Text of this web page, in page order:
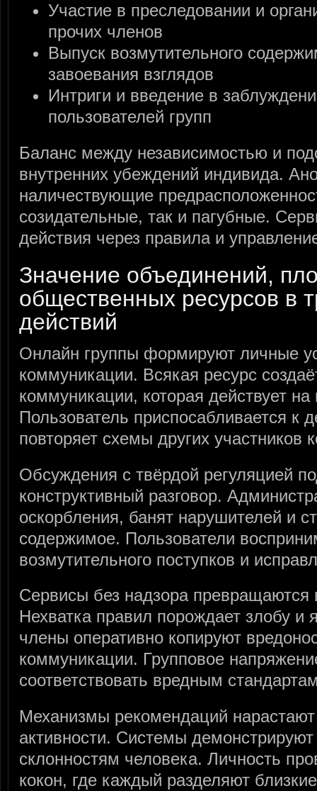
Участие в преследовании и
прочих членов
Выпуск возмутительного
завоевания взглядов
Интриги и введение в
пользователей групп
Баланс между независимостью и
внутренних убеждений индивида.
наличествующие
созидательные, так и пагубные.
действия через правила и
Значение объединений,
общественных ресурсов в
действий
Онлайн группы формируют личные
коммуникации. Всякая ресурс
коммуникации, которая действует
Пользователь приспосабливается
повторяет схемы других участников
Обсуждения с твёрдой регуляцией
конструктивный разговор.
оскорбления, банят нарушителей и
содержимое. Пользователи
возмутительного поступков и
Сервисы без надзора превращаются
Нехватка правил порождает злобу и
члены оперативно копируют
коммуникации. Групповое
соответствовать вредным
Механизмы рекомендаций
активности. Системы
склонностям человека. Личность
кокон, где каждый разделяют